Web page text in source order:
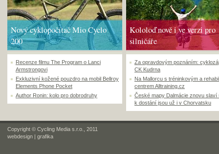
Nový cyklopočítač Mio Cyclo
200
Recenze filmu The Program o Lanci
Armstrongovi
Exkluzivní kožené pouzdro na mobil Bellroy
Elements Phone Pocket
Author Ronin: kolo pro dobrodruhy
Kololoď nově i ve verzi pro
silničáře
Za opravdovým poznáním:
CK Kudrna
Na Mallorcu s tréninkovým a
centrem Alltraining.cz
České mapy Dalmácie znovu slaví
k dostání jsou už i v Chorvatsku
Copyright © Cycling Media s.r.o., 2011
webdesign | grafika